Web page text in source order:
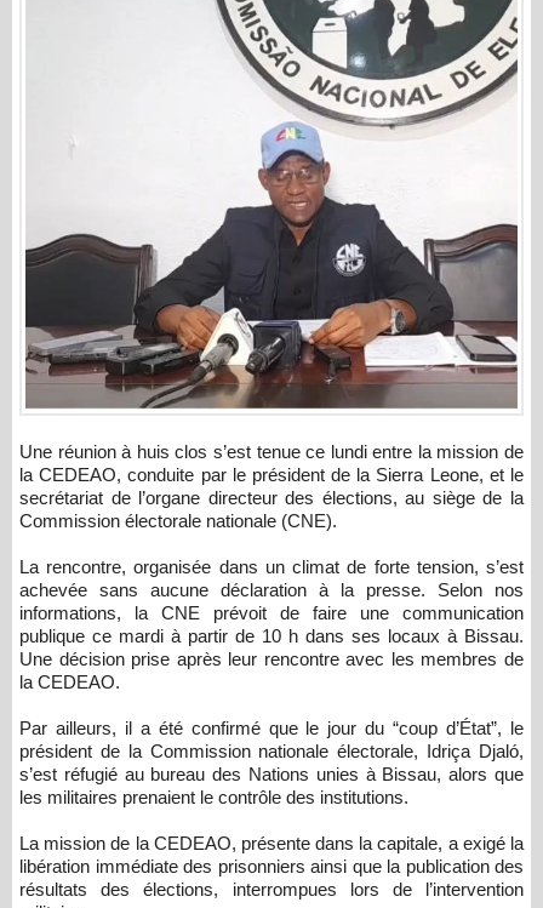
Une réunion à huis clos s’est tenue ce lundi entre la mission de
la CEDEAO, conduite par le président de la Sierra Leone, et le
secrétariat de l’organe directeur des élections, au siège de la
Commission électorale nationale (CNE).
La rencontre, organisée dans un climat de forte tension, s’est
achevée sans aucune déclaration à la presse. Selon nos
informations, la CNE prévoit de faire une communication
publique ce mardi à partir de 10 h dans ses locaux à Bissau.
Une décision prise après leur rencontre avec les membres de
la CEDEAO.
Par ailleurs, il a été confirmé que le jour du “coup d’État”, le
président de la Commission nationale électorale, Idriça Djaló,
s’est réfugié au bureau des Nations unies à Bissau, alors que
les militaires prenaient le contrôle des institutions.
La mission de la CEDEAO, présente dans la capitale, a exigé la
libération immédiate des prisonniers ainsi que la publication des
résultats des élections, interrompues lors de l’intervention